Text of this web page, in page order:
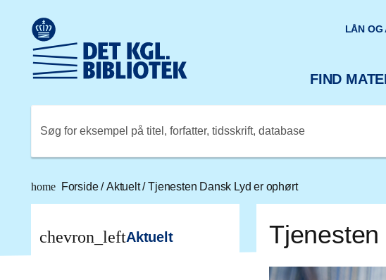
Det Kongelige Biblioteks logo. Gå til Det Kongelige Biblioteks
FIND
Søg for eksempel på titel, forfatter, tidsskrift, database
LÅN OG
home Forside/ Aktuelt/ Tjenesten Dansk Lyd er ophørt
chevron_leftAktuelt